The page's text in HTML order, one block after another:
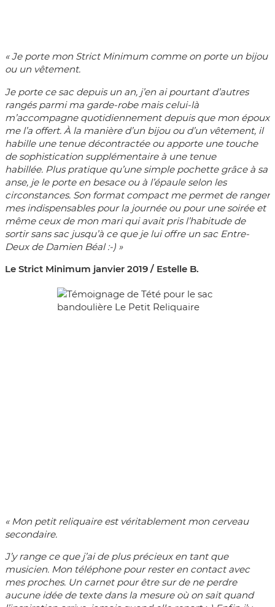
« Je porte mon Strict Minimum comme on porte un bijou
ou un vêtement.
Je porte ce sac depuis un an, j’en ai pourtant d’autres
rangés parmi ma garde-robe mais celui-là
m’accompagne quotidiennement depuis que mon époux
me l’a offert. À la manière d’un bijou ou d’un vêtement, il
habille une tenue décontractée ou apporte une touche
de sophistication supplémentaire à une tenue
habillée. Plus pratique qu’une simple pochette grâce à sa
anse, je le porte en besace ou à l’épaule selon les
circonstances. Son format compact me permet de ranger
mes indispensables pour la journée ou pour une soirée et
même ceux de mon mari qui avait pris l’habitude de
sortir sans sac jusqu’à ce que je lui offre un sac Entre-
Deux de Damien Béal :-) »
Le Strict Minimum janvier 2019 / Estelle B.
« Mon petit reliquaire est véritablement mon cerveau
secondaire.
J’y range ce que j’ai de plus précieux en tant que
musicien. Mon téléphone pour rester en contact avec
mes proches. Un carnet pour être sur de ne perdre
aucune idée de texte dans la mesure où on sait quand